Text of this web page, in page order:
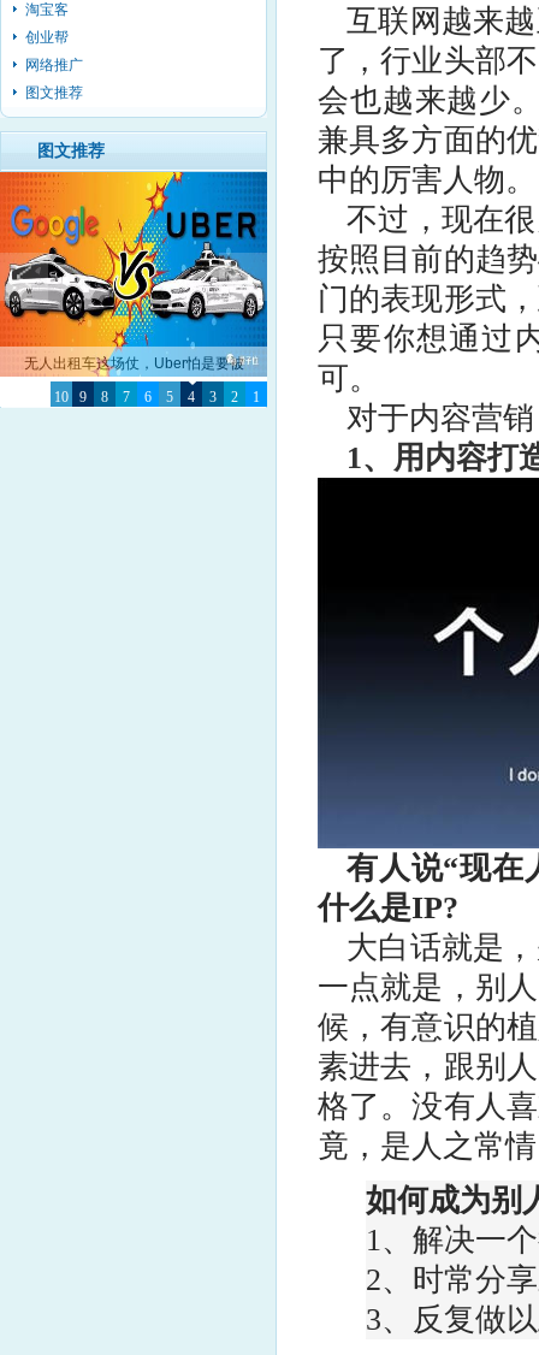
淘宝客
创业帮
网络推广
图文推荐
图文推荐
1
2
3
4
5
6
7
8
9
10
无人出租车这场仗，Uber怕是要被
Google彻底击败了
互联网越来
了，行业头部
会也越来越少
兼具多方面的
中的厉害人物。
不过，现在
按照目前的趋
门的表现形式
只要你想通过
可。
对于内容营销
1、用内容打
有人说“现在
什么是IP?
大白话就是
一点就是，别
候，有意识的
素进去，跟别
格了。没有人
竟，是人之常
如何成为别
1、解决一
2、时常分
3、反复做